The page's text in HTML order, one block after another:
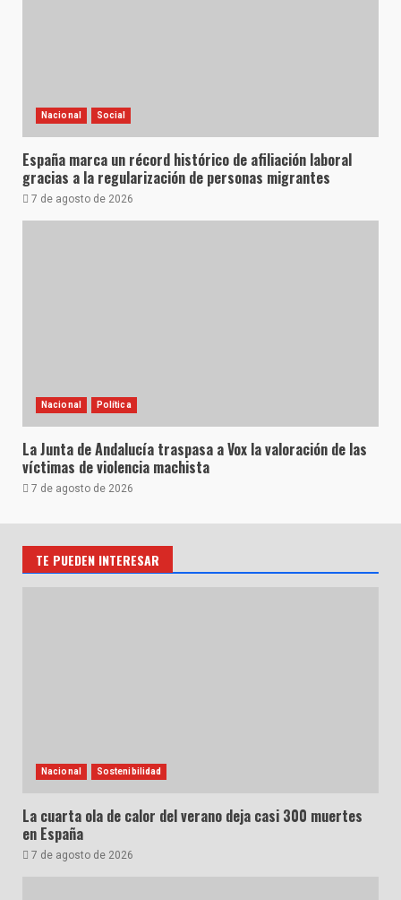
Nacional Social
España marca un récord histórico de afiliación laboral
gracias a la regularización de personas migrantes
7 de agosto de 2026
Nacional Política
La Junta de Andalucía traspasa a Vox la valoración de las
víctimas de violencia machista
7 de agosto de 2026
TE PUEDEN INTERESAR
Nacional Sostenibilidad
La cuarta ola de calor del verano deja casi 300 muertes
en España
7 de agosto de 2026